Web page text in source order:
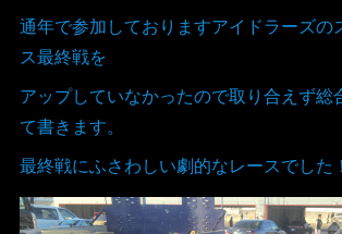
通年で参加しておりますアイドラーズの
ス最終戦を
アップしていなかったので取り合えず総
て書きます。
最終戦にふさわしい劇的なレースでした